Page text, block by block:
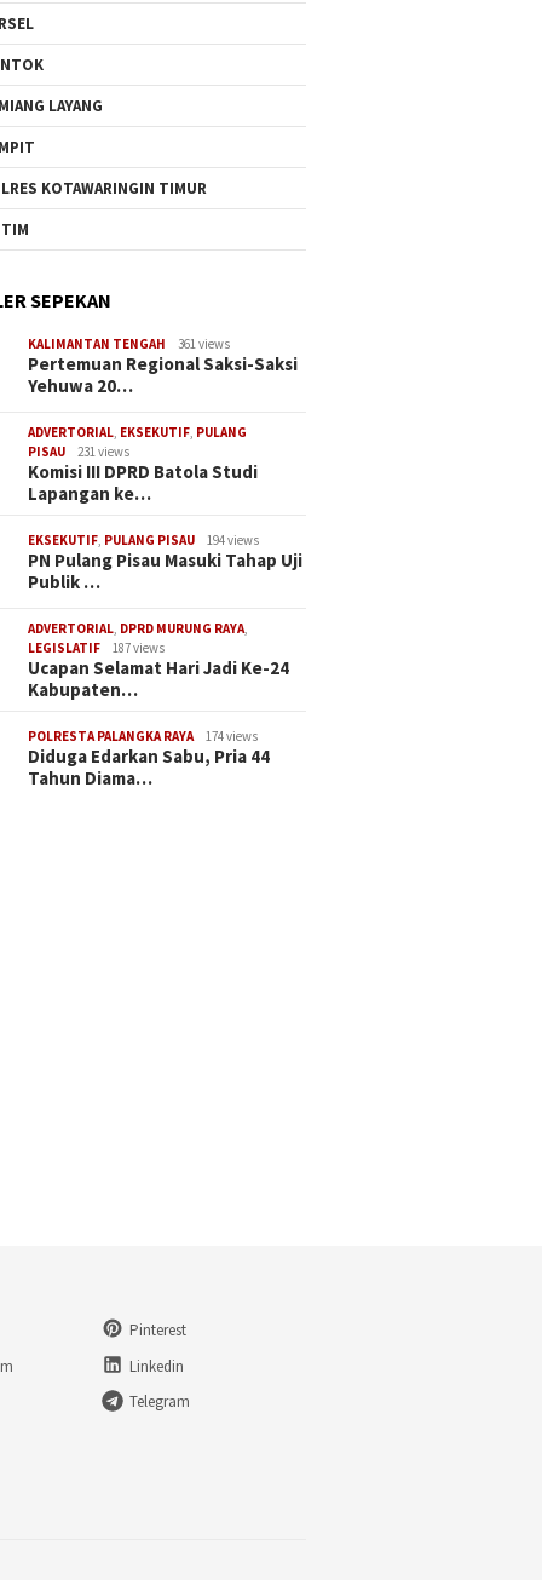
LAYANG
KOTAWARINGIN TIMUR
SEPEKAN
KALIMANTAN TENGAH 361 views
Pertemuan Regional Saksi-Saksi
Yehuwa 20…
ADVERTORIAL, EKSEKUTIF, PULANG
PISAU
231 views
Komisi III DPRD Batola Studi
Lapangan ke…
EKSEKUTIF, PULANG PISAU 194 views
PN Pulang Pisau Masuki Tahap Uji
Publik …
ADVERTORIAL, DPRD MURUNG RAYA,
LEGISLATIF
187 views
Ucapan Selamat Hari Jadi Ke-24
Kabupaten…
POLRESTA PALANGKA RAYA 174 views
Diduga Edarkan Sabu, Pria 44
Tahun Diama…
Pinterest
Linkedin
Telegram